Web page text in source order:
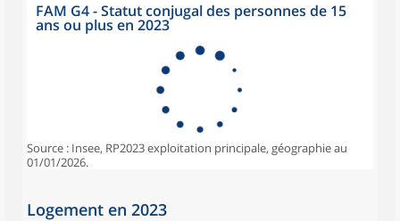
FAM G4 - Statut conjugal des personnes de 15
ans ou plus en 2023
Source : Insee, RP2023 exploitation principale, géographie au
01/01/2026.
Logement en 2023